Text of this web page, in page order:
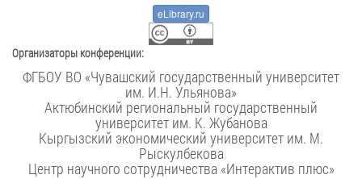
eLibrary.ru
Организаторы конференции:
ФГБОУ ВО «Чувашский государственный университет
им. И.Н. Ульянова»
Актюбинский региональный государственный
университет им. К. Жубанова
Кыргызский экономический университет им. М.
Рыскулбекова
Центр научного сотрудничества «Интерактив плюс»